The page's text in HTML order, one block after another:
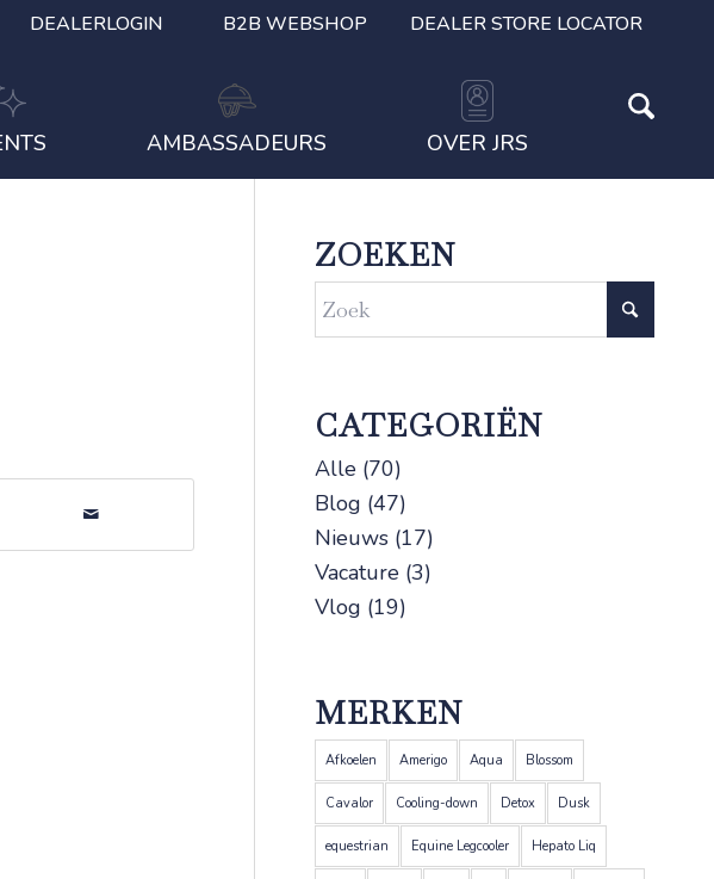
DEALERLOGIN B2B WEBSHOP DEALER STORE LOCATOR
AMBASSADEURS OVER JRS
ZOEKEN
CATEGORIËN
Alle (70)
Blog (47)
Nieuws (17)
Vacature (3)
Vlog (19)
MERKEN
Afkoelen Amerigo Aqua Blossom
Cavalor Cooling-down Detox Dusk
equestrian Equine Legcooler Hepato Liq